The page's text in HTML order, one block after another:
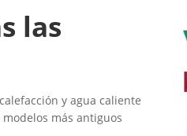
las
y agua caliente
más antiguos